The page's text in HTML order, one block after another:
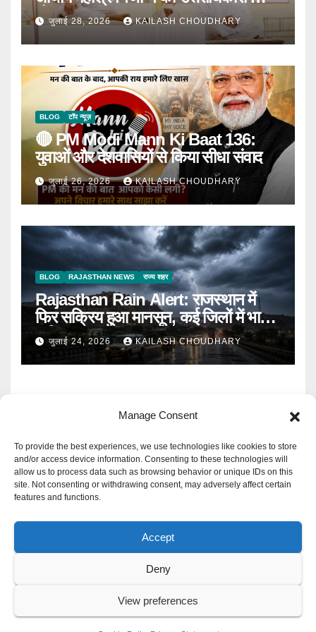
Manage Consent
To provide the best experiences, we use technologies like cookies to store
and/or access device information. Consenting to these technologies will
allow us to process data such as browsing behavior or unique IDs on this
site. Not consenting or withdrawing consent, may adversely affect certain
features and functions.
Accept
Deny
View preferences
घोषणा
जुलाई 28, 2026 KAILASH CHOUDHARY
BLOG टॉप न्यूज़
🔴 PM Modi Mann Ki Baat 136:
युवाओं और देशवासियों से किया सीधा संवाद
जुलाई 26, 2026 KAILASH CHOUDHARY
BLOG RAJASTHAN NEWS राज्य शहर
Rajasthan Rain Alert: राजस्थान में
फिर सक्रिय हुआ मानसून, कई जिलों में भारी
बारिश का Alert
जुलाई 24, 2026 KAILASH CHOUDHARY
Mangal Media News
हर खबर पर नजर